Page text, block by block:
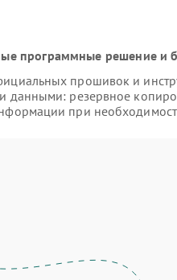
программные решение и
прошивок и
данными: резервное
при